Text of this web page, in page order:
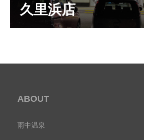
久里浜店
ABOUT
雨中温泉